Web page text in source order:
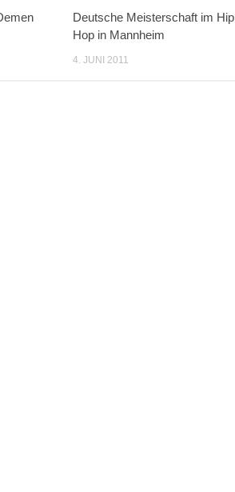
Deutsche Meisterschaft im Hip
Hop in Mannheim
4. JUNI 2011